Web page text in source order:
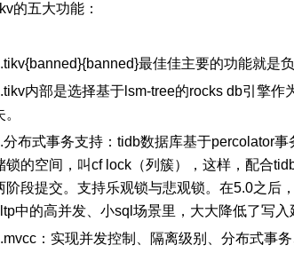
的五大功能：
最佳佳主要的功能就是
内部是选择基于lsm-tree的rocks db引擎
分布式事务支持： tidb数据库基于percolator
锁的空间，叫cf lock（列簇），这样，配合
阶段提交。支持乐观锁与悲观锁。在5.0之后
中的高并发、小sql场景里，大大降低了写入
：实现并发控制、隔离级别、分布式事